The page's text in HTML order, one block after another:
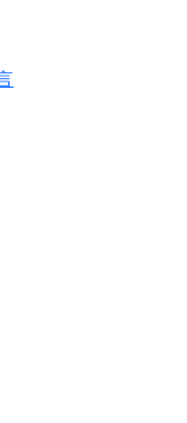
底的に掃蕩
名刺殺せり｣
を見てみます。